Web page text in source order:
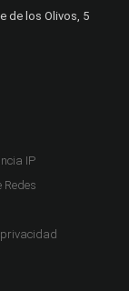
de los Olivos, 5
IP
Redes